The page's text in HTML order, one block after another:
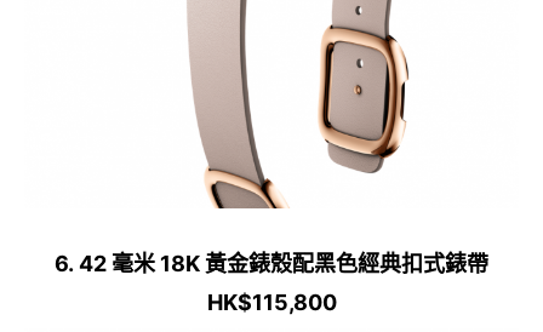
6. 42 毫米 18K 黃金錶殼配黑色經典扣式錶帶
HK$115,800